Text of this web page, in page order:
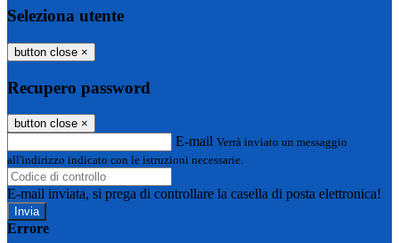
Seleziona utente
button close ×
Recupero password
button close ×
E-mail Verrà inviato un messaggio
all'indirizzo indicato con le istruzioni necessarie.
E-mail inviata, si prega di controllare la casella di posta elettronica!
Errore